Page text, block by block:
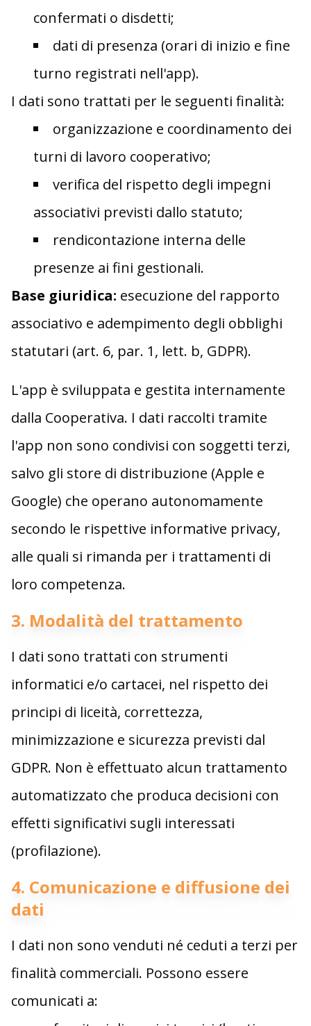
confermati o disdetti;
dati di presenza (orari di inizio e fine
turno registrati nell'app).
I dati sono trattati per le seguenti finalità:
organizzazione e coordinamento dei
turni di lavoro cooperativo;
verifica del rispetto degli impegni
associativi previsti dallo statuto;
rendicontazione interna delle
presenze ai fini gestionali.
Base giuridica: esecuzione del rapporto
associativo e adempimento degli obblighi
statutari (art. 6, par. 1, lett. b, GDPR).
L'app è sviluppata e gestita internamente
dalla Cooperativa. I dati raccolti tramite
l'app non sono condivisi con soggetti terzi,
salvo gli store di distribuzione (Apple e
Google) che operano autonomamente
secondo le rispettive informative privacy,
alle quali si rimanda per i trattamenti di
loro competenza.
3. Modalità del trattamento
I dati sono trattati con strumenti
informatici e/o cartacei, nel rispetto dei
principi di liceità, correttezza,
minimizzazione e sicurezza previsti dal
GDPR. Non è effettuato alcun trattamento
automatizzato che produca decisioni con
effetti significativi sugli interessati
(profilazione).
4. Comunicazione e diffusione dei
dati
I dati non sono venduti né ceduti a terzi per
finalità commerciali. Possono essere
comunicati a: